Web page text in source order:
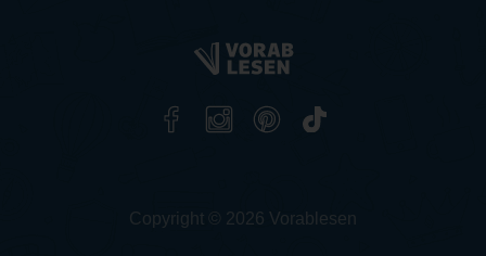
Copyright © 2026 Vorablesen